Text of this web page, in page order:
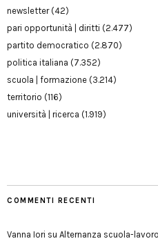
newsletter(42)
pari opportunità | diritti (2.477)
partito democratico (2.870)
politica italiana (7.352)
scuola | formazione (3.214)
territorio (116)
università | ricerca (1.919)
COMMENTI RECENTI
Vanna Iori su Alternanza scuola-